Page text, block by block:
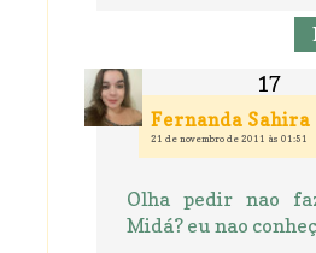
Fernanda Sahira
21 de novembro de 2011 às 01:51
Olha pedir nao
Midá? eu nao